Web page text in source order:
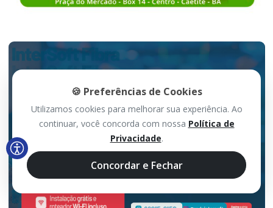
🍪 Preferências de Cookies
Utilizamos cookies para melhorar sua experiência. Ao
continuar, você concorda com nossa Política de
Privacidade.
Concordar e Fechar